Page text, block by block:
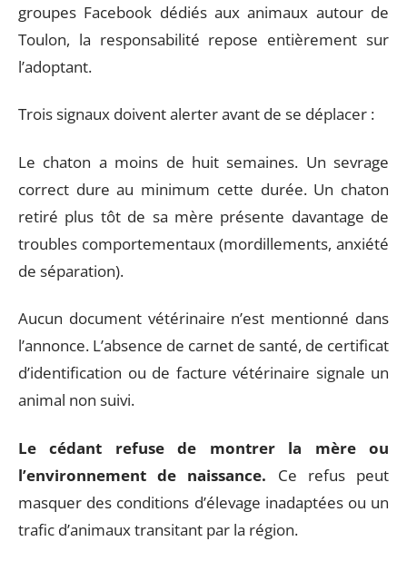
groupes Facebook dédiés aux animaux autour de
Toulon, la responsabilité repose entièrement sur
l’adoptant.
Trois signaux doivent alerter avant de se déplacer :
Le chaton a moins de huit semaines. Un sevrage
correct dure au minimum cette durée. Un chaton
retiré plus tôt de sa mère présente davantage de
troubles comportementaux (mordillements, anxiété
de séparation).
Aucun document vétérinaire n’est mentionné dans
l’annonce. L’absence de carnet de santé, de certificat
d’identification ou de facture vétérinaire signale un
animal non suivi.
Le cédant refuse de montrer la mère ou
l’environnement de naissance. Ce refus peut
masquer des conditions d’élevage inadaptées ou un
trafic d’animaux transitant par la région.